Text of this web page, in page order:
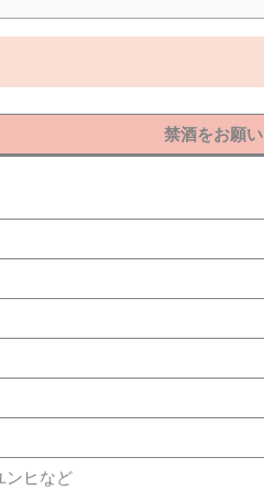
禁酒をお願い
ンヒなど